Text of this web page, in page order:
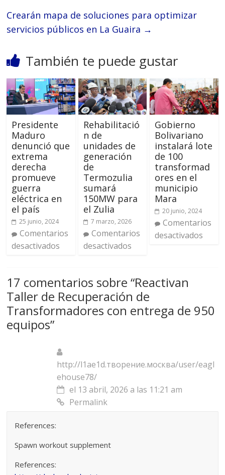
Crearán mapa de soluciones para optimizar
servicios públicos en La Guaira →
También te puede gustar
Presidente
Maduro
denunció que
extrema
derecha
promueve
guerra
eléctrica en
el país
25 junio, 2024
Comentarios
desactivados
Rehabilitació
n de
unidades de
generación
de
Termozulia
sumará
150MW para
el Zulia
7 marzo, 2026
Comentarios
desactivados
Gobierno
Bolivariano
instalará lote
de 100
transformad
ores en el
municipio
Mara
20 junio, 2024
Comentarios
desactivados
17 comentarios sobre “Reactivan
Taller de Recuperación de
Transformadores con entrega de 950
equipos”
http://l1ae1d.творение.москва/user/eagl
ehouse78/
el 13 abril, 2026 a las 11:21 am
Permalink
References:
Spawn workout supplement
References: